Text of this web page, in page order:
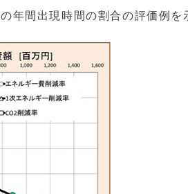
年間出現時間の割合の評価例を